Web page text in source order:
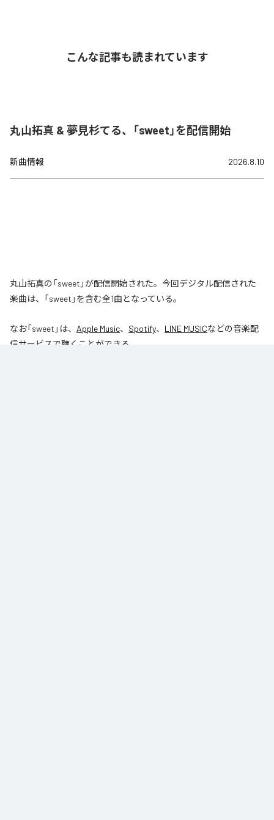
こんな記事も読まれています
丸山拓真 & 夢見杉てる、「sweet」を配信開始
新曲情報 2026.8.10
丸山拓真の「sweet」が配信開始された。今回デジタル配信された
楽曲は、「sweet」を含む全1曲となっている。
なお「sweet 」は、 Apple Music、 Spotify、 LINE MUSICなどの音楽配
信サービスで聴くことができる。